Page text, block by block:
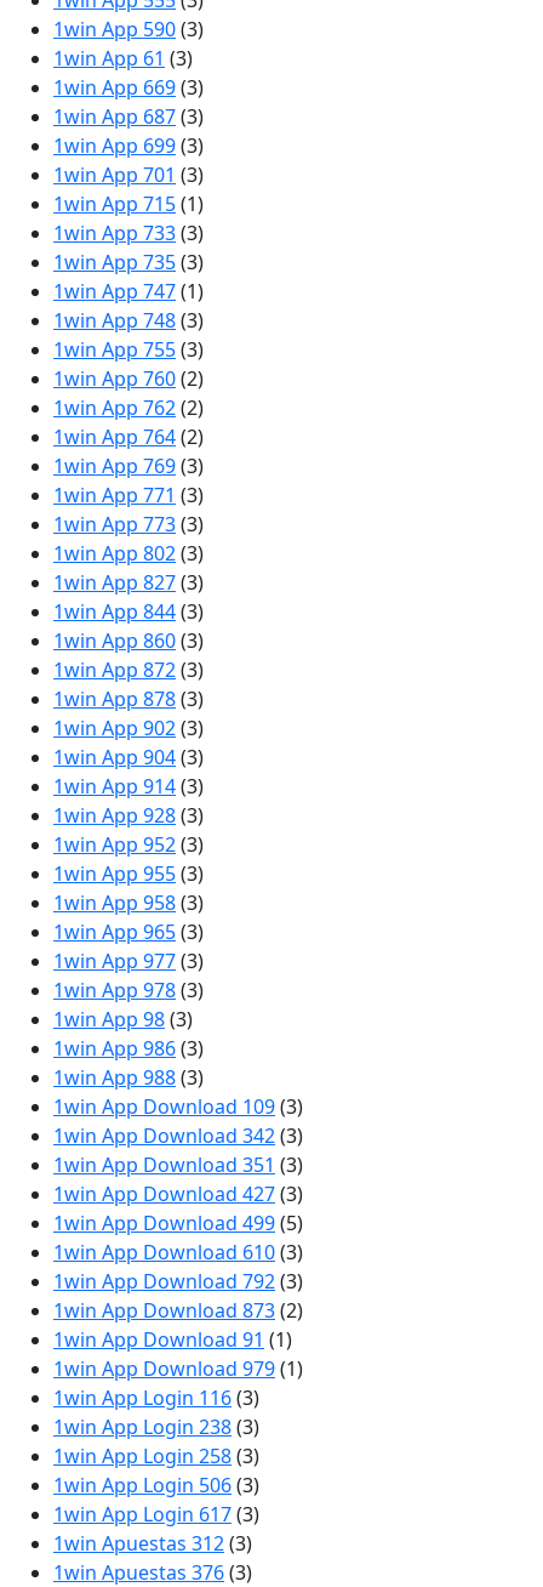
1win App 590(3)
1win App 61 (3)
1win App 669(3)
1win App 687(3)
1win App 699(3)
1win App 701 (3)
1win App 715(1)
1win App 733(3)
1win App 735(3)
1win App 747(1)
1win App 748(3)
1win App 755(3)
1win App 760(2)
1win App 762(2)
1win App 764(2)
1win App 769(3)
1win App 771 (3)
1win App 773(3)
1win App 802(3)
1win App 827(3)
1win App 844(3)
1win App 860(3)
1win App 872(3)
1win App 878(3)
1win App 902(3)
1win App 904(3)
1win App 914(3)
1win App 928(3)
1win App 952(3)
1win App 955(3)
1win App 958(3)
1win App 965(3)
1win App 977(3)
1win App 978(3)
1win App 98(3)
1win App 986(3)
1win App 988(3)
1win App Download 109(3)
1win App Download 342(3)
1win App Download 351 (3)
1win App Download 427(3)
1win App Download 499(5)
1win App Download 610(3)
1win App Download 792(3)
1win App Download 873(2)
1win App Download 91 (1)
1win App Download 979(1)
1win App Login 116(3)
1win App Login 238(3)
1win App Login 258(3)
1win App Login 506(3)
1win App Login 617(3)
1win Apuestas 312(3)
1win Apuestas 376(3)